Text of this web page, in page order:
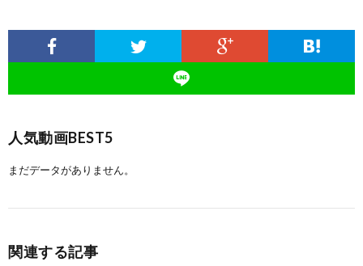
人気動画BEST5
まだデータがありません。
関連する記事